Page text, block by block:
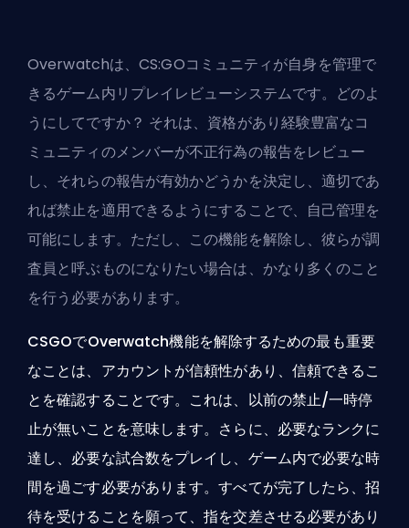
Overwatchは、CS:GOコミュニティが自身を管理で
きるゲーム内リプレイレビューシステムです。どのよ
うにしてですか？ それは、資格があり経験豊富なコ
ミュニティのメンバーが不正行為の報告をレビュー
し、それらの報告が有効かどうかを決定し、適切であ
れば禁止を適用できるようにすることで、自己管理を
可能にします。ただし、この機能を解除し、彼らが調
査員と呼ぶものになりたい場合は、かなり多くのこと
を行う必要があります。
CSGOでOverwatch機能を解除するための最も重要
なことは、アカウントが信頼性があり、信頼できるこ
とを確認することです。これは、以前の禁止/一時停
止が無いことを意味します。さらに、必要なランクに
達し、必要な試合数をプレイし、ゲーム内で必要な時
間を過ごす必要があります。すべてが完了したら、招
待を受けることを願って、指を交差させる必要があり